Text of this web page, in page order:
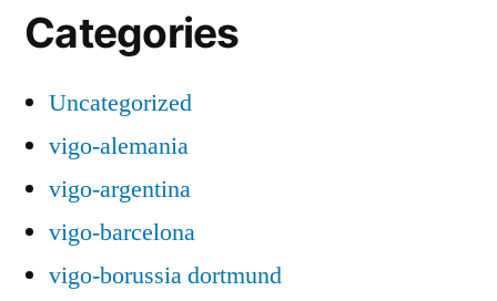
Categories
Uncategorized
vigo-alemania
vigo-argentina
vigo-barcelona
vigo-borussia dortmund